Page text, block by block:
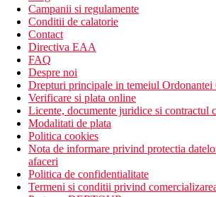
piscina pentru copii
mini club
loc de joaca
Descrierea plajei
plaja cu nisip si pietris
sezlonguri si umbrele gratuit
sporturi nautice contra cost (cu
Oferta sportiva
Gratuit: tenis de masa, volei, tenis,
Contra cost: biliard, sporturi
Divertisment
Programe de animatie si seara,
Campanii si regulamente
Conditii de calatorie
Contact
Directiva EAA
FAQ
Despre noi
Drepturi principale in temeiul
Verificare si plata online
Licente, documente juridice si contractul
Modalitati de plata
Politica cookies
Nota de informare privind protectia
afaceri
Politica de confidentialitate
Termeni si conditii privind